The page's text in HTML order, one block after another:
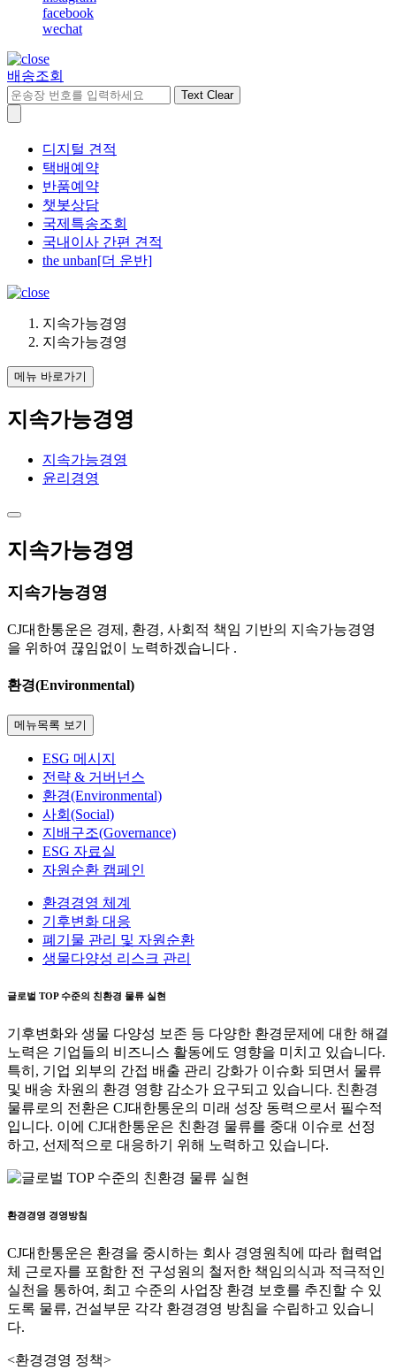
facebook
wechat
배송조회
Text Clear
디지털 견적
택배예약
반품예약
챗봇상담
국제특송조회
국내이사 간편 견적
the unban[더 운반]
지속가능경영
지속가능경영
메뉴 바로가기
지속가능경영
지속가능경영
윤리경영
지속가능경영
지속가능경영
CJ대한통운은 경제, 환경, 사회적 책임 기반의 지속가능경영
을 위하여 끊임없이 노력하겠습니다 .
환경(Environmental)
메뉴목록 보기
ESG 메시지
전략 & 거버넌스
환경(Environmental)
사회(Social)
지배구조(Governance)
ESG 자료실
자원순환 캠페인
환경경영 체계
기후변화 대응
폐기물 관리 및 자원순환
생물다양성 리스크 관리
글로벌 TOP 수준의 친환경 물류 실현
기후변화와 생물 다양성 보존 등 다양한 환경문제에 대한 해결
노력은 기업들의 비즈니스 활동에도 영향을 미치고 있습니다.
특히, 기업 외부의 간접 배출 관리 강화가 이슈화 되면서 물류
및 배송 차원의 환경 영향 감소가 요구되고 있습니다. 친환경
물류로의 전환은 CJ대한통운의 미래 성장 동력으로서 필수적
입니다. 이에 CJ대한통운은 친환경 물류를 중대 이슈로 선정
하고, 선제적으로 대응하기 위해 노력하고 있습니다.
환경경영 경영방침
CJ대한통운은 환경을 중시하는 회사 경영원칙에 따라 협력업
체 근로자를 포함한 전 구성원의 철저한 책임의식과 적극적인
실천을 통하여, 최고 수준의 사업장 환경 보호를 추진할 수 있
도록 물류, 건설부문 각각 환경경영 방침을 수립하고 있습니
다.
<환경경영 정책>